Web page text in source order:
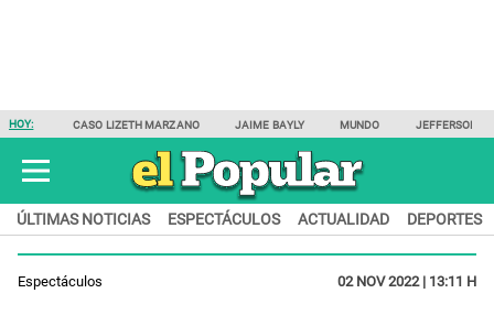
HOY: CASO LIZETH MARZANO JAIME BAYLY MUNDO JEFFERSON
ÚLTIMAS NOTICIAS ESPECTÁCULOS ACTUALIDAD DEPORTES
Espectáculos 02 NOV 2022 | 13:11 H